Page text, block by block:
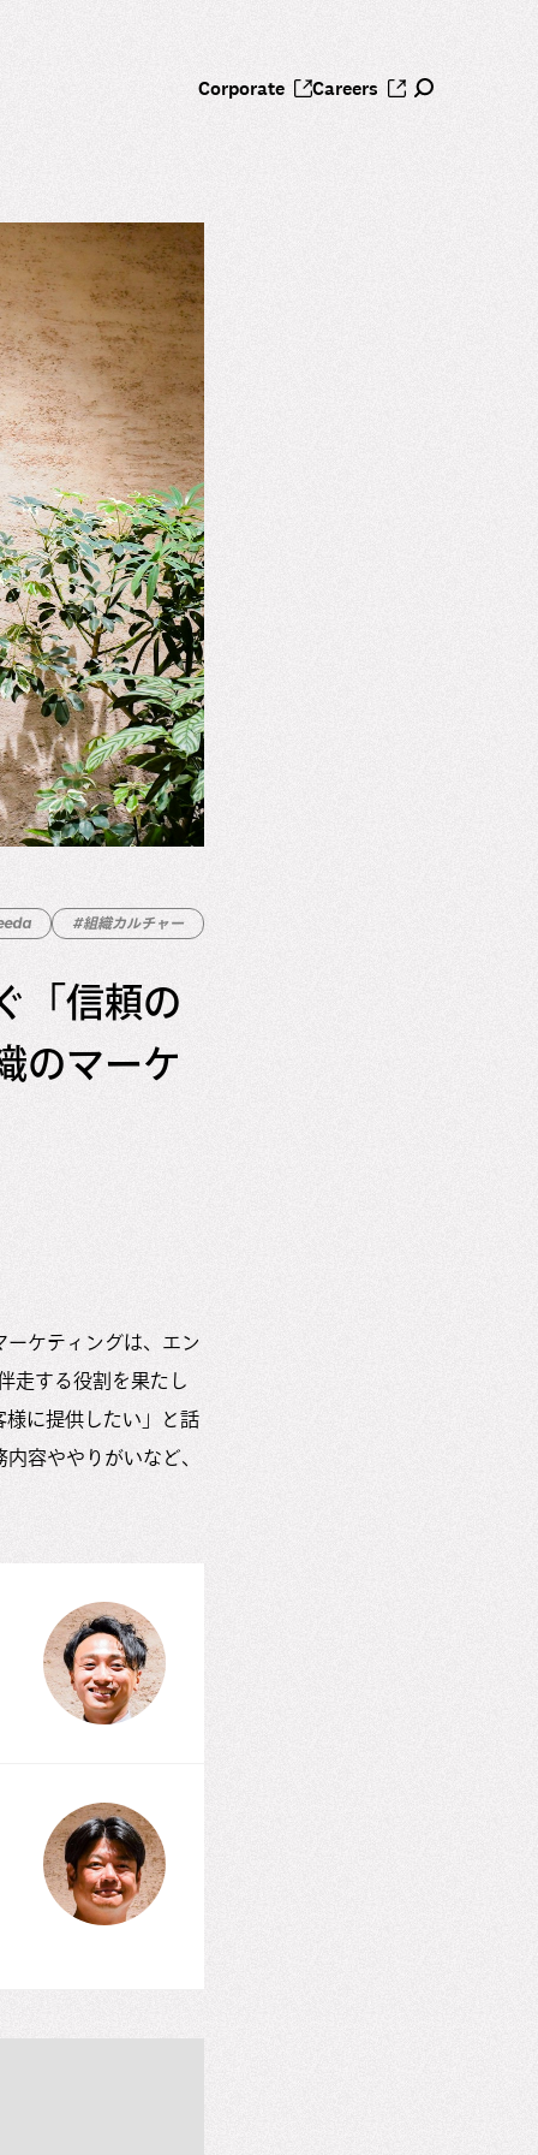
Corporate Careers
#組織カルチャー
「信頼の
のマーケ
ケティングは、エン
走する役割を果たし
に提供したい」と話
容ややりがいなど、